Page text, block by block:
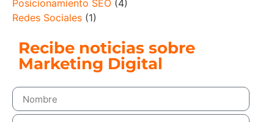
Posicionamiento SEO (4)
Redes Sociales (1)
Recibe noticias sobre
Marketing Digital